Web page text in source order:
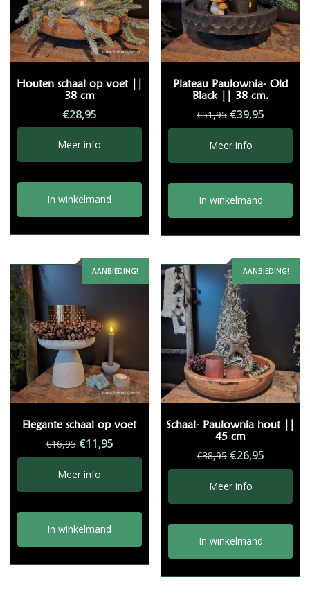
Houten schaal op voet ||
38 cm
€28,95
Meer info
In winkelmand
Plateau Paulownia- Old
Black || 38 cm.
€51,95
prijs
was:
€51,95.
€39,95
prijs
€39,95.
Meer info
In winkelmand
AANBIEDING!
Elegante schaal op voet
€16,95 Oorspronkelijke
prijs
was:
€16,95.
€11,95Huidige
prijs
€11,95.
Meer info
In winkelmand
AANBIEDING!
Schaal- Paulownia hout ||
45 cm
€38,95
prijs
was:
€38,95.
€26,95
prijs
€26,95.
Meer info
In winkelmand